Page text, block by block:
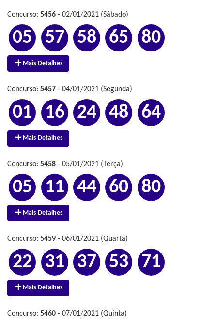
Concurso: 5456 - 02/01/2021 (Sábado)
05 57 58 65 80
Mais Detalhes
Concurso: 5457 - 04/01/2021 (Segunda)
01 16 24 48 64
Mais Detalhes
Concurso: 5458 - 05/01/2021 (Terça)
05 11 44 60 80
Mais Detalhes
Concurso: 5459 - 06/01/2021 (Quarta)
22 31 37 53 71
Mais Detalhes
Concurso: 5460 - 07/01/2021 (Quinta)